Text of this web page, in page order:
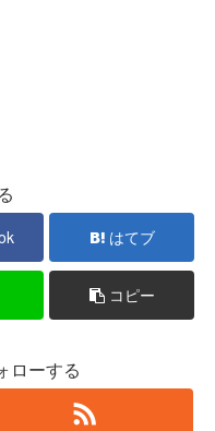
はてブ
コピー
ローする